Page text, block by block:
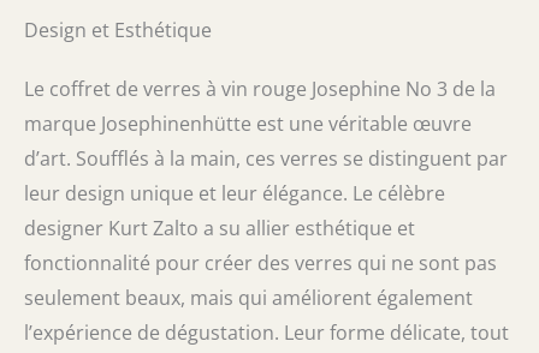
Design et Esthétique
Le coffret de verres à vin rouge Josephine No 3 de la
marque Josephinenhütte est une véritable œuvre
d’art. Soufflés à la main, ces verres se distinguent par
leur design unique et leur élégance. Le célèbre
designer Kurt Zalto a su allier esthétique et
fonctionnalité pour créer des verres qui ne sont pas
seulement beaux, mais qui améliorent également
l’expérience de dégustation. Leur forme délicate, tout